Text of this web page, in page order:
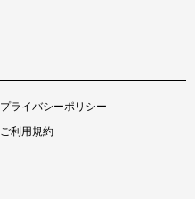
プライバシーポリシー
ご利用規約